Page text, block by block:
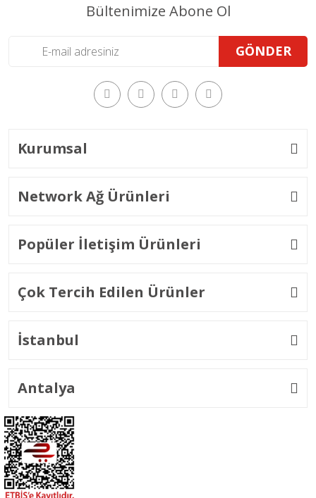
Bültenimize Abone Ol
GÖNDER
Kurumsal
Network Ağ Ürünleri
Popüler İletişim Ürünleri
Çok Tercih Edilen Ürünler
İstanbul
Antalya